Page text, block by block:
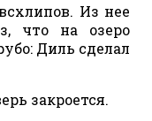
Из нее
что на озеро
Диль сделал
закроется.